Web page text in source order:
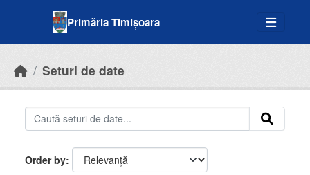
Primăria Timișoara
Seturi de date
Order by